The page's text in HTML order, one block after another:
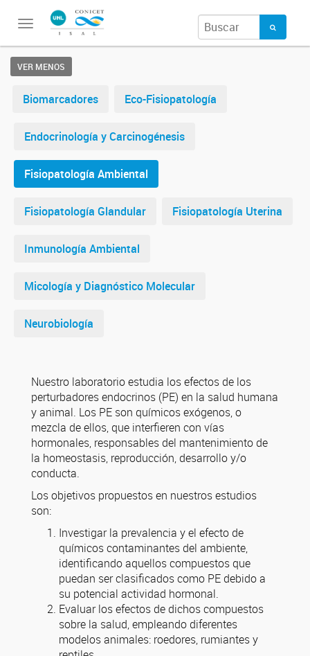
Toggle
VER MENOS
Biomarcadores Eco-Fisiopatología
Endocrinología y Carcinogénesis
Fisiopatología Ambiental
Fisiopatología Glandular Fisiopatología Uterina
Inmunología Ambiental
Micología y Diagnóstico Molecular
Neurobiología
Nuestro laboratorio estudia los efectos de los
perturbadores endocrinos (PE) en la salud humana
y animal. Los PE son químicos exógenos, o
mezcla de ellos, que interfieren con vías
hormonales, responsables del mantenimiento de
la homeostasis, reproducción, desarrollo y/o
conducta.
Los objetivos propuestos en nuestros estudios
son:
Investigar la prevalencia y el efecto de
químicos contaminantes del ambiente,
identificando aquellos compuestos que
puedan ser clasificados como PE debido a
su potencial actividad hormonal.
Evaluar los efectos de dichos compuestos
sobre la salud, empleando diferentes
modelos animales: roedores, rumiantes y